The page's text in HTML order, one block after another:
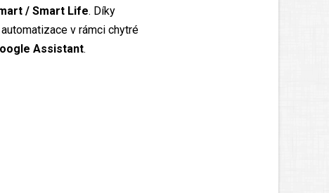
/ Smart Life. Díky
v rámci chytré
Assistant.